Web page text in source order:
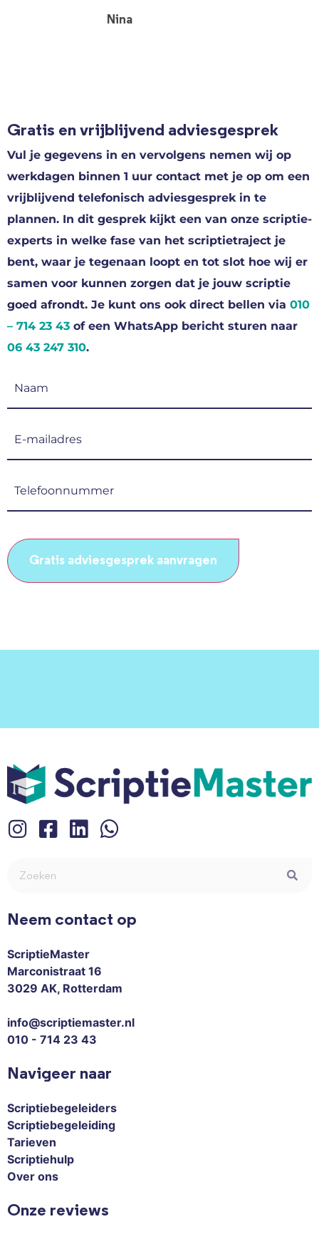
Nina
Gratis en vrijblijvend adviesgesprek
Vul je gegevens in en vervolgens nemen wij op
werkdagen binnen 1 uur contact met je op om een
vrijblijvend telefonisch adviesgesprek in te
plannen. In dit gesprek kijkt een van onze scriptie-
experts in welke fase van het scriptietraject je
bent, waar je tegenaan loopt en tot slot hoe wij er
samen voor kunnen zorgen dat je jouw scriptie
goed afrondt. Je kunt ons ook direct bellen via 010
– 714 23 43 of een WhatsApp bericht sturen naar
06 43 247 310.
Neem contact op
ScriptieMaster
Marconistraat 16
3029 AK, Rotterdam
info@scriptiemaster.nl
010 - 714 23 43
Navigeer naar
Scriptiebegeleiders
Scriptiebegeleiding
Tarieven
Scriptiehulp
Over ons
Onze reviews